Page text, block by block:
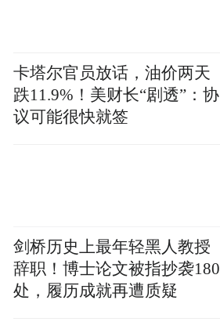
卡塔尔官员放话，油价两天
跌11.9%！美财长“剧透”：协
议可能很快就签
剑桥历史上最年轻黑人教授
辞职！博士论文被指抄袭180
处，履历成就再遭质疑